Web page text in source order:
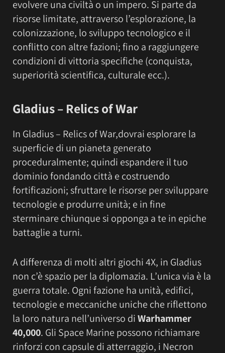
evolvere una civiltà o un impero. Si parte da
risorse limitate, attraverso l’esplorazione, la
colonizzazione, lo sviluppo tecnologico e il
conflitto con altre fazioni; fino a raggiungere
condizioni di vittoria specifiche (conquista,
superiorità scientifica, culturale ecc.).
Gladius – Relics of War
In Gladius – Relics of War,dovrai esplorare la
superficie di un pianeta generato
proceduralmente; quindi espandere il tuo
dominio fondando città e costruendo
fortificazioni; sfruttare le risorse per sviluppare
tecnologie e produrre unità; e in fine
sterminare chiunque si opponga a te in epiche
battaglie a turni.
A differenza di molti altri giochi 4X, in Gladius
non c’è spazio per la diplomazia. L’unica via è la
guerra totale. Ogni fazione ha unità, edifici,
tecnologie e meccaniche uniche che riflettono
la loro natura nell’universo diWarhammer
40,000. Gli Space Marine possono richiamare
rinforzi con capsule di atterraggio, i Necron